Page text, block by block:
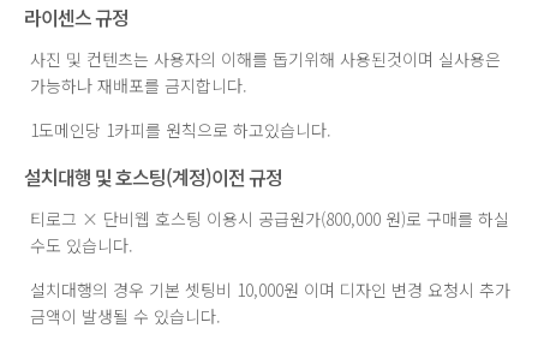
라이센스 규정
사진 및 컨텐츠는 사용자의 이해를 돕기위해 사용된것이며 실사용은
가능하나 재배포를 금지합니다.
1도메인당 1카피를 원칙으로 하고있습니다.
설치대행 및 호스팅(계정)이전 규정
티로그 × 단비웹 호스팅 이용시 공급원가(800,000 원)로 구매를 하실
수도 있습니다.
설치대행의 경우 기본 셋팅비 10,000원 이며 디자인 변경 요청시 추가
금액이 발생될 수 있습니다.